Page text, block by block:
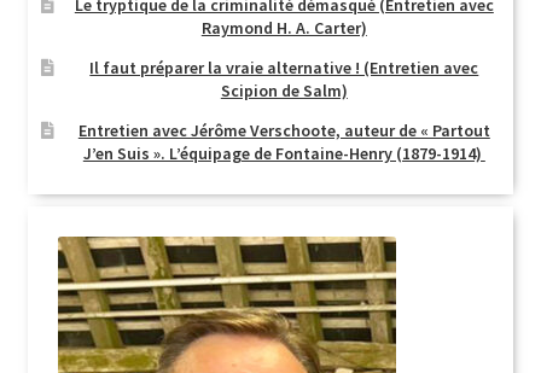
Le tryptique de la criminalité démasqué (Entretien avec
Raymond H. A. Carter)
Il faut préparer la vraie alternative ! (Entretien avec
Scipion de Salm)
Entretien avec Jérôme Verschoote, auteur de « Partout
J’en Suis ». L’équipage de Fontaine-Henry (1879-1914)